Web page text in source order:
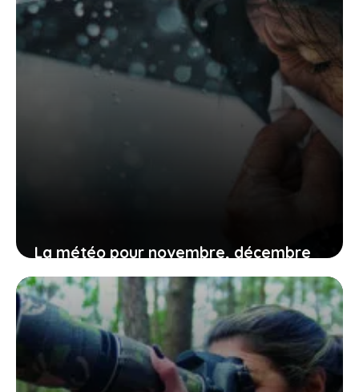
La météo pour novembre, décembre
et janvier annonce des pluies
abondantes, mais pas partout
12 juin 2026